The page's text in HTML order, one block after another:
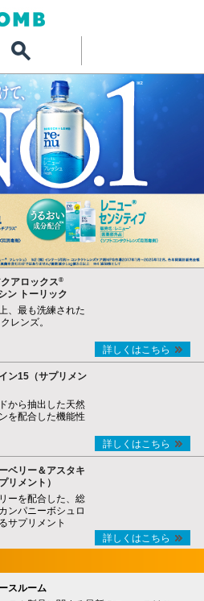
アロックス®
ン トーリック
、最も洗練された
レンズ。
詳しくはこちら
ン15（サプリメン
から抽出した天然
を配合した機能性
詳しくはこちら
ベリー＆アスタキ
リメント）
ーを配合した、総
ンパニーボシュロ
サプリメント
詳しくはこちら
スルーム